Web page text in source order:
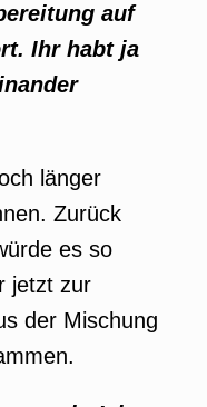
auf
Ihr habt ja
länger
Zurück
es so
jetzt zur
der Mischung